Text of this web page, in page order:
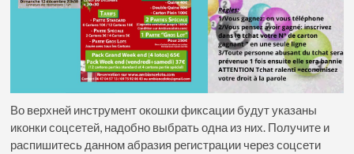
Во верхней инструмент окошки фиксации будут указаны
иконки соцсетей, надобно выбрать одна из них. Получите и
распишитесь данном абразия регистрации через соцсети